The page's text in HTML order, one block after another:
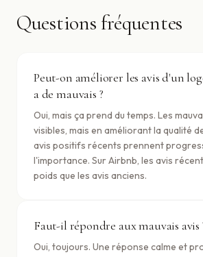
Questions fréquentes
Peut-on améliorer les avis d'un
a de mauvais ?
Oui, mais ça prend du temps. Les
visibles, mais en améliorant la qualité
avis positifs récents prennent
l'importance. Sur Airbnb, les avis
poids que les avis anciens.
Faut-il répondre aux mauvais avis
Oui, toujours. Une réponse calme et